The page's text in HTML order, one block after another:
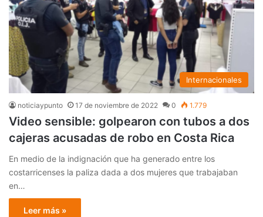
Internacionales
noticiaypunto 17 de noviembre de 2022 0 1.779
Video sensible: golpearon con tubos a dos
cajeras acusadas de robo en Costa Rica
En medio de la indignación que ha generado entre los
costarricenses la paliza dada a dos mujeres que trabajaban
en…
Leer más »